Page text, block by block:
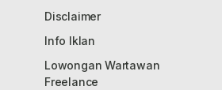
Disclaimer
Info Iklan
Lowongan Wartawan
Freelance